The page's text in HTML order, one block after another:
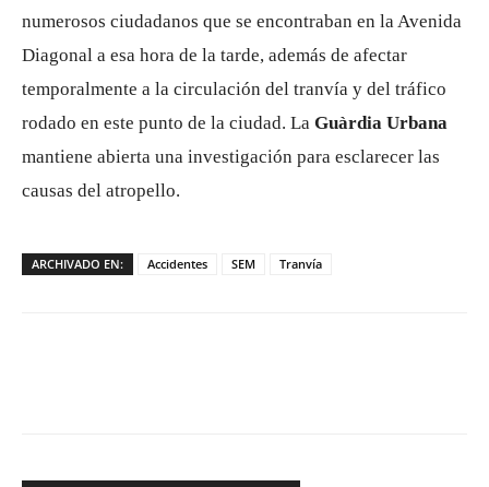
numerosos ciudadanos que se encontraban en la Avenida
Diagonal a esa hora de la tarde, además de afectar
temporalmente a la circulación del tranvía y del tráfico
rodado en este punto de la ciudad. La Guàrdia Urbana
mantiene abierta una investigación para esclarecer las
causas del atropello.
ARCHIVADO EN: Accidentes SEM Tranvía